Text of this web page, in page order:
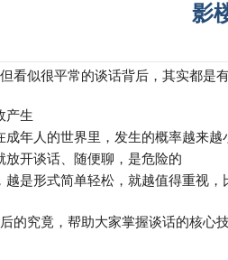
影
看似很平常的谈话背后，其实都是
产生
成年人的世界里，发生的概率越来越
放开谈话、随便聊，是危险的
越是形式简单轻松，就越值得重视，
的究竟，帮助大家掌握谈话的核心